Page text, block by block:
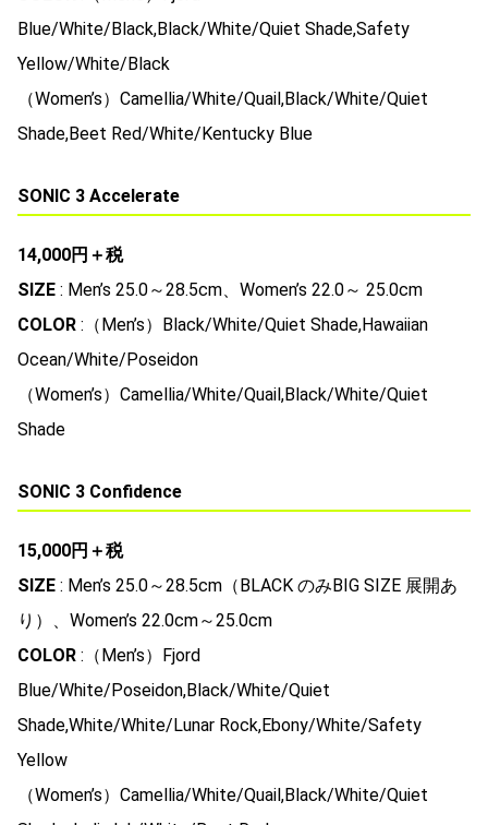
Blue/White/Black,Black/White/Quiet Shade,Safety
Yellow/White/Black
（Women’s）Camellia/White/Quail,Black/White/Quiet
Shade,Beet Red/White/Kentucky Blue
SONIC 3 Accelerate
14,000円＋税
SIZE : Men’s 25.0～28.5cm、Women’s 22.0～ 25.0cm
COLOR :（Men’s）Black/White/Quiet Shade,Hawaiian
Ocean/White/Poseidon
（Women’s）Camellia/White/Quail,Black/White/Quiet
Shade
SONIC 3 Confidence
15,000円＋税
SIZE : Men’s 25.0～28.5cm（BLACK のみBIG SIZE 展開あ
り）、Women’s 22.0cm～25.0cm
COLOR :（Men’s）Fjord
Blue/White/Poseidon,Black/White/Quiet
Shade,White/White/Lunar Rock,Ebony/White/Safety
Yellow
（Women’s）Camellia/White/Quail,Black/White/Quiet